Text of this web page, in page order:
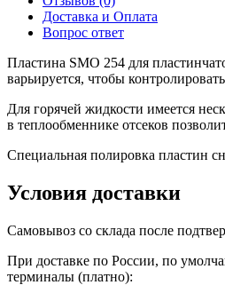
Доставка и Оплата
Вопрос ответ
Пластина SMO 254 для
варьируется, чтобы
Для горячей жидкости имеется
в теплообменнике отсеков
Специальная полировка пластин
Условия доставки
Самовывоз со склада после
При доставке по России, по
терминалы (платно):